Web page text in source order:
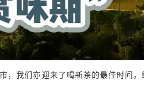
我们亦迎来了喝新茶的最佳时间